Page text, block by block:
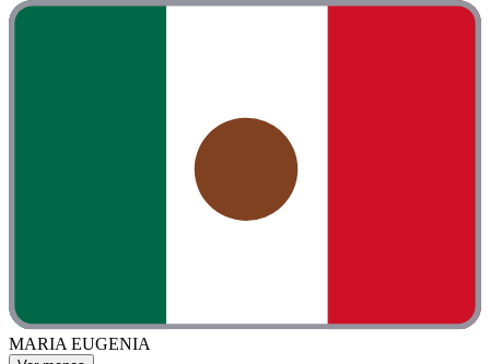
MARIA EUGENIA